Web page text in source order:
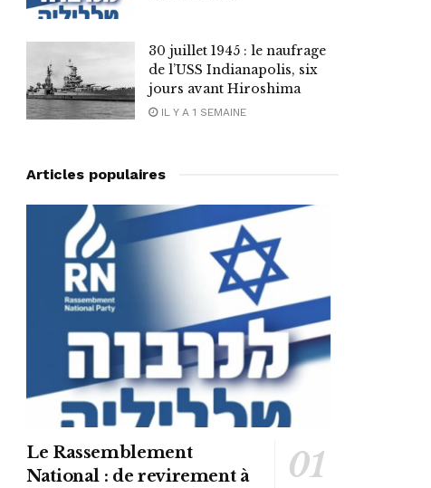
30 juillet 1945 : le naufrage
de l’USS Indianapolis, six
jours avant Hiroshima
IL Y A 1 SEMAINE
Articles populaires
Le Rassemblement
National : de revirement à